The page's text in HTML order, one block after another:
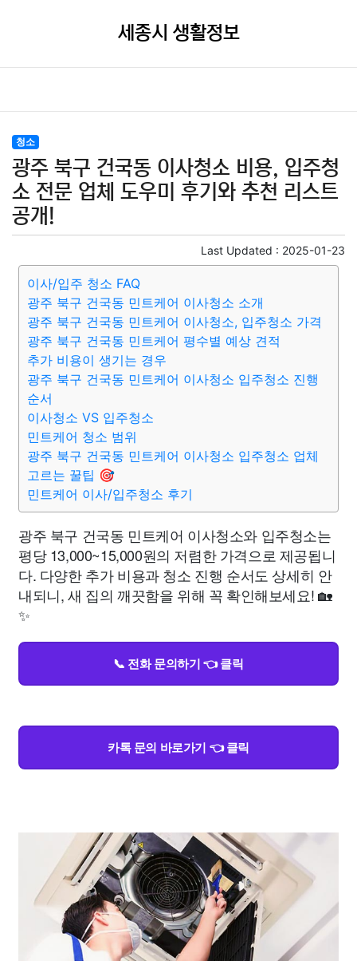
세종시 생활정보
청소
광주 북구 건국동 이사청소 비용, 입주청
소 전문 업체 도우미 후기와 추천 리스트
공개!
Last Updated : 2025-01-23
이사/입주 청소 FAQ
광주 북구 건국동 민트케어 이사청소 소개
광주 북구 건국동 민트케어 이사청소, 입주청소 가격
광주 북구 건국동 민트케어 평수별 예상 견적
추가 비용이 생기는 경우
광주 북구 건국동 민트케어 이사청소 입주청소 진행
순서
이사청소 VS 입주청소
민트케어 청소 범위
광주 북구 건국동 민트케어 이사청소 입주청소 업체
고르는 꿀팁 🎯
민트케어 이사/입주청소 후기
광주 북구 건국동 민트케어 이사청소와 입주청소는
평당 13,000~15,000원의 저렴한 가격으로 제공됩니
다. 다양한 추가 비용과 청소 진행 순서도 상세히 안
내되니, 새 집의 깨끗함을 위해 꼭 확인해보세요! 🏡
✨
📞 전화 문의하기 👈 클릭
카톡 문의 바로가기 👈 클릭